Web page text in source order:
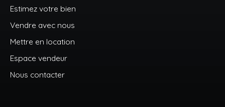
Estimez votre bien
Vendre avec nous
Mettre en location
Espace vendeur
Nous contacter